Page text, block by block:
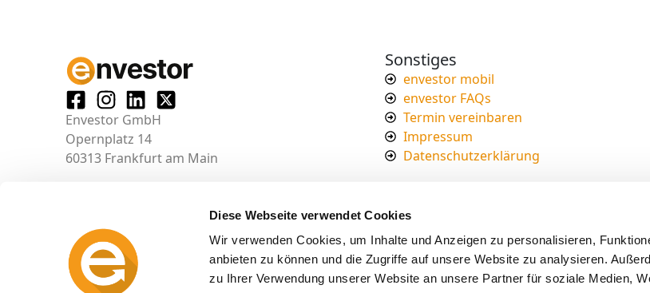
Diese Webseite verwendet Cookies
Wir verwenden Cookies, um Inhalte und Anzeigen zu personalisieren,
anbieten zu können und die Zugriffe auf unsere Website zu analysieren.
zu Ihrer Verwendung unserer Website an unsere Partner für soziale Medien,
Envestor GmbH
Opernplatz 14
60313 Frankfurt am Main
Sonstiges
envestor mobil
envestor FAQs
Termin vereinbaren
Impressum
Datenschutzerklärung